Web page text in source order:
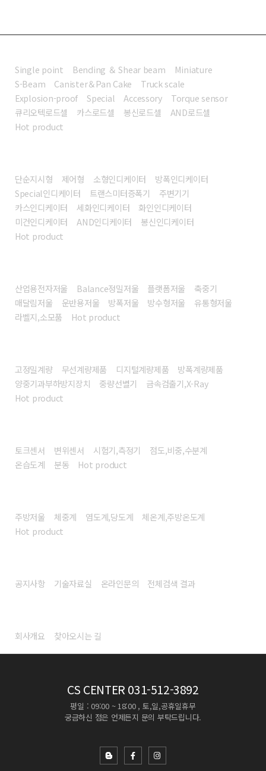
Single point Bending ＆ Shear beam
Miniature
S-Beam
Canister＆Pan Cake
Truck scale
Explosion-proof
Special Accessory
Torque sensor
큐리오텍로드셀
카스로드셀 봉신로드셀
AND로드셀
Hot product
단순지시형 제어형 소형인디케이터
방폭인디케이터
Special인디케이터
트랜스미터증폭기
주변기기
카스인디케이터
세화인디케이터
화인인디케이터
미건인디케이터
AND인디케이터
봉신인디케이터
Hot product
산업용전자저울 Balance정밀저울 플랫폼저울
축중기
매달림저울
운반용저울 방폭저울 방수형저울
유통형저울
라벨지,소모품
Hot product
고정밀계량 무선계량제품 디지털계량제품
방폭계량제품
양중기과부하방지장치
중량선별기
금속검출기,X-Ray
Hot product
토크센서 변위센서 시험기,측정기
점도,비중,수분계
온습도계
분동 Hot product
주방저울 체중계 염도계,당도계
체온계,주방온도계
Hot product
공지사항 기술자료실 온라인문의 전체검색 결과
회사개요 찾아오시는 길
CS CENTER 031-512-3892
평일 : 09:00 ~ 18:00 , 토,일,공휴일휴무
궁금하신 점은 언제든지 문의 부탁드립니다.